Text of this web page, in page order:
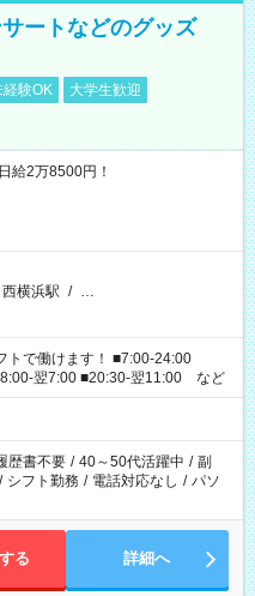
ートなどのグッズ
験OK
大学生歓迎
給2万8500円！
西横浜駅 / …
トで働けます！ ■7:00-24:00
翌7:00 ■20:30-翌11:00 など
歴書不要 / 40～50代活躍中 / 副
/ シフト勤務 / 電話対応なし / パソ
る 詳細へ